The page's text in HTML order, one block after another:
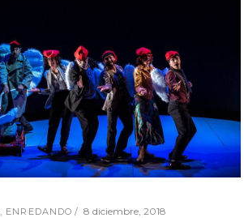
ENREDANDO 8 diciembre, 2018